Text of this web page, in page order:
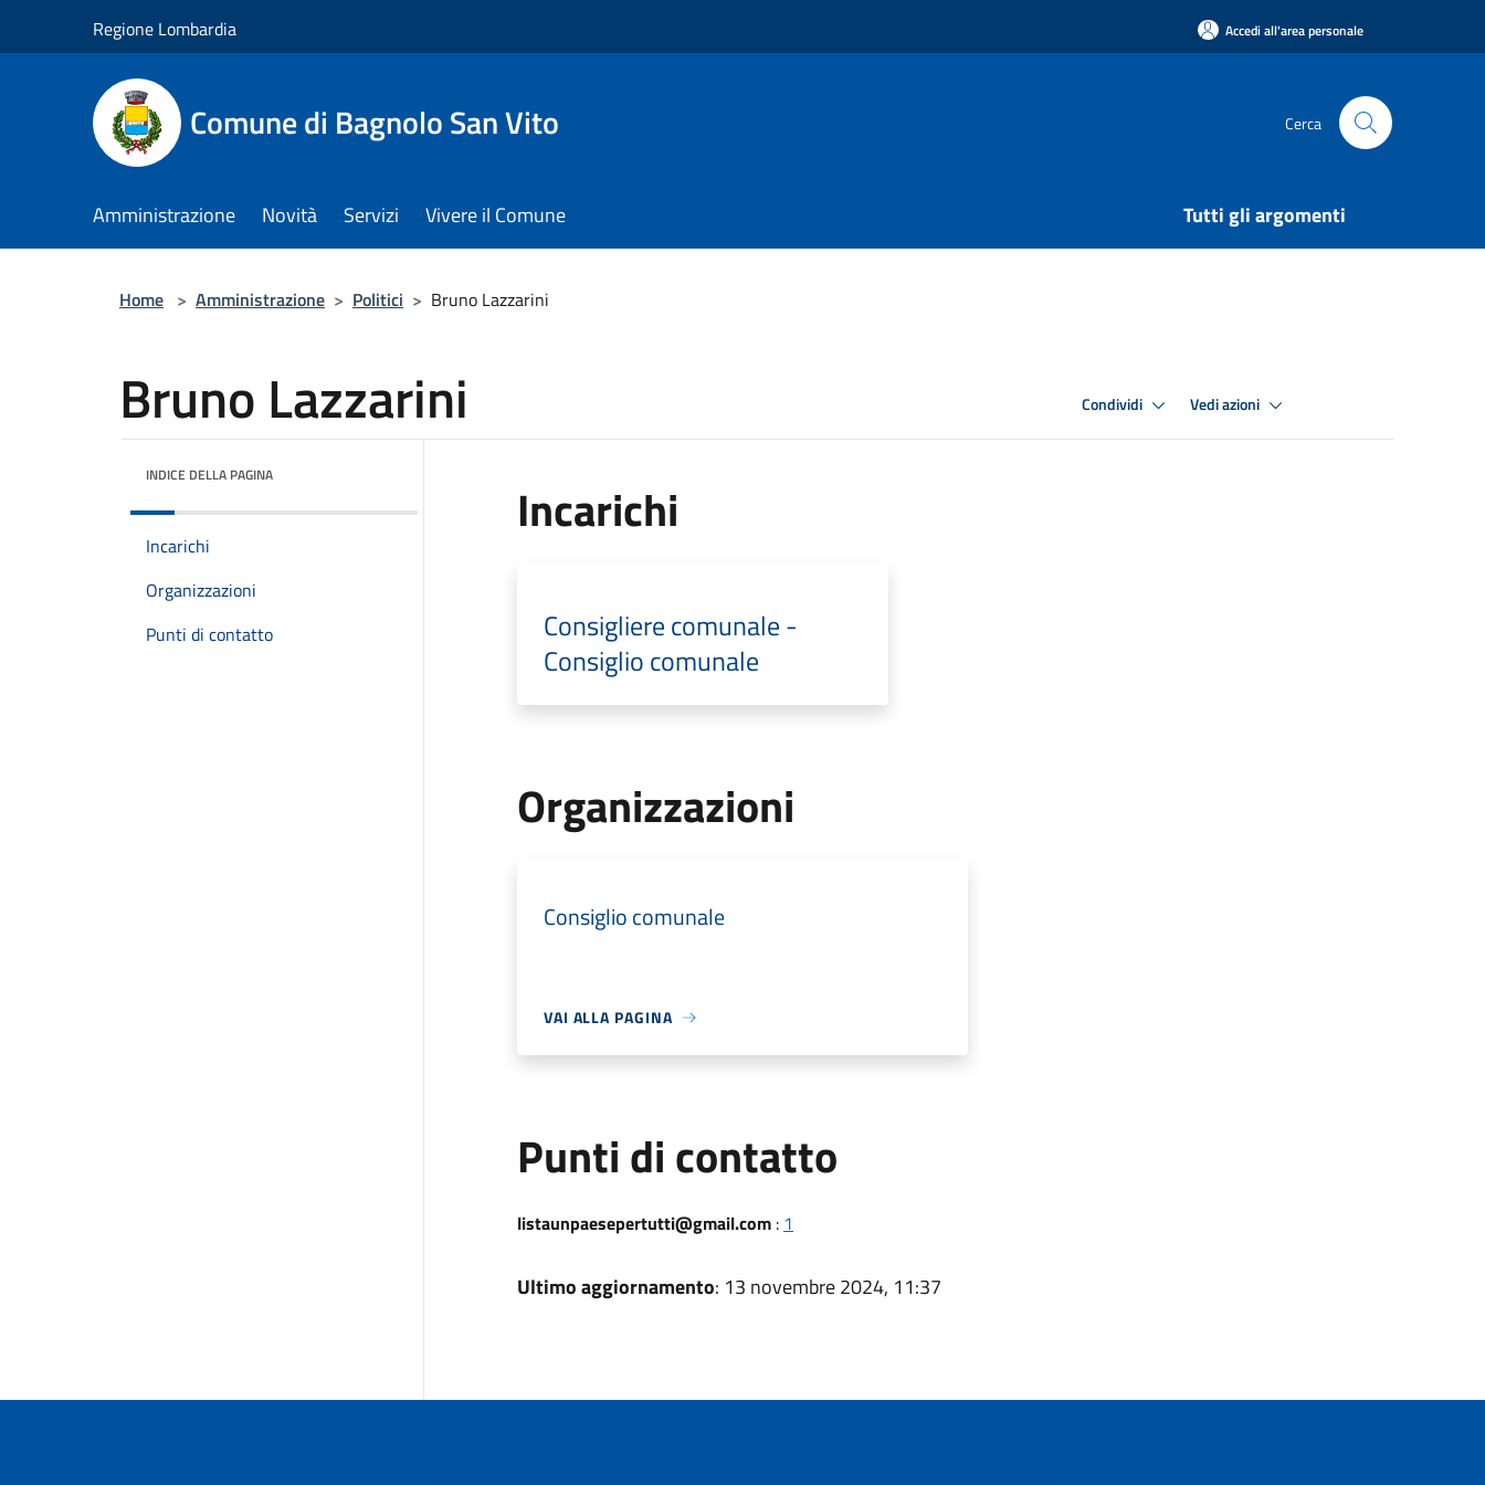
Regione Lombardia Accedi all'area personale
Comune di Bagnolo San Vito Cerca
Amministrazione Novità Servizi Vivere il Comune Tutti gli argomenti
Home > Amministrazione > Politici > Bruno Lazzarini
Bruno Lazzarini Condividi Vedi azioni
INDICE DELLA PAGINA
Incarichi
Organizzazioni
Punti di contatto
Incarichi
Consigliere comunale -
Consiglio comunale
Organizzazioni
Consiglio comunale
VAI ALLA PAGINA
Punti di contatto
listaunpaesepertutti@gmail.com: 1
Ultimo aggiornamento: 13 novembre 2024, 11:37